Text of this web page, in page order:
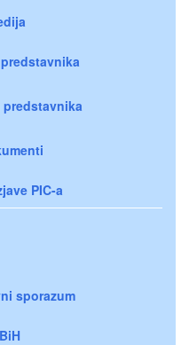
PIC-a
sporazum